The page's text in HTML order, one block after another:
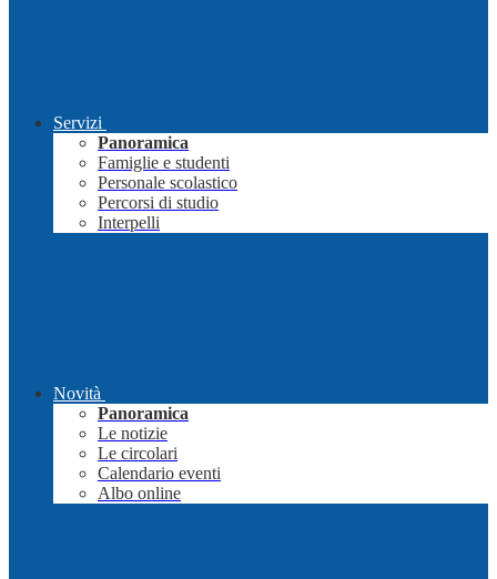
Servizi
Panoramica
Famiglie e studenti
Personale scolastico
Percorsi di studio
Interpelli
Novità
Panoramica
Le notizie
Le circolari
Calendario eventi
Albo online